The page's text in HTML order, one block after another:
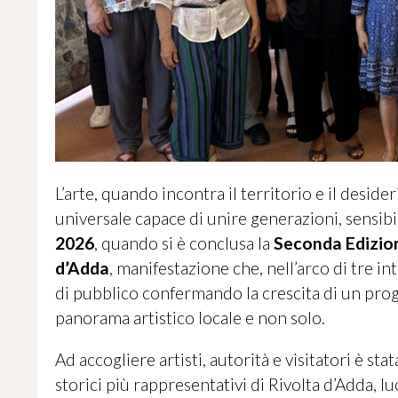
L’arte, quando incontra il territorio e il
universale capace di unire generazioni,
2026, quando si è conclusa la Seconda
d’Adda, manifestazione che, nell’arco di tre
di pubblico confermando la crescita di un
panorama artistico locale e non solo.
Ad accogliere artisti, autorità e visitatori è
storici più rappresentativi di Rivolta d’Adda,